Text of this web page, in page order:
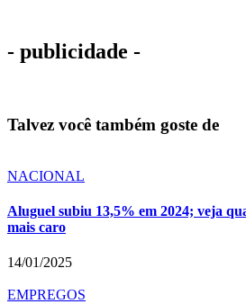
- publicidade -
Talvez você também goste de
NACIONAL
Aluguel subiu 13,5% em 2024; veja
mais caro
14/01/2025
EMPREGOS